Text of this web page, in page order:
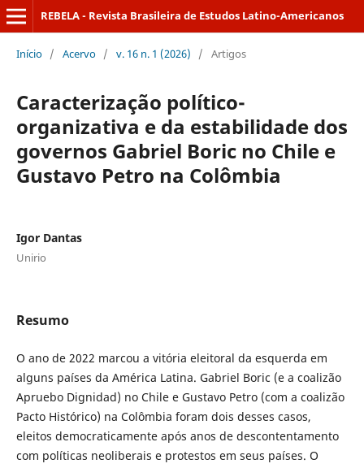
REBELA - Revista Brasileira de Estudos Latino-Americanos
Início / Acervo / v. 16 n. 1 (2026) / Artigos
Caracterização político-
organizativa e da estabilidade dos
governos Gabriel Boric no Chile e
Gustavo Petro na Colômbia
Igor Dantas
Unirio
Resumo
O ano de 2022 marcou a vitória eleitoral da esquerda em
alguns países da América Latina. Gabriel Boric (e a coalizão
Apruebo Dignidad) no Chile e Gustavo Petro (com a coalizão
Pacto Histórico) na Colômbia foram dois desses casos,
eleitos democraticamente após anos de descontentamento
com políticas neoliberais e protestos em seus países. O